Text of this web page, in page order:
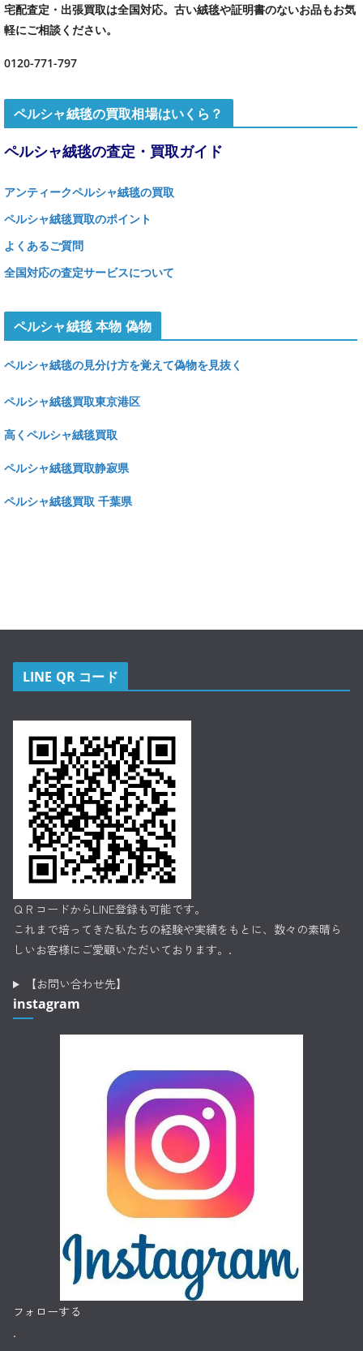
宅配査定・出張買取は全国対応。古い絨毯や証明書のないお品もお気
軽にご相談ください。
0120-771-797
ペルシャ絨毯の買取相場はいくら？
ペルシャ絨毯の査定・買取ガイド
アンティークペルシャ絨毯の買取
ペルシャ絨毯買取のポイント
よくあるご質問
全国対応の査定サービスについて
ペルシャ絨毯 本物 偽物
ペルシャ絨毯の見分け方を覚えて偽物を見抜く
ペルシャ絨毯買取東京港区
高くペルシャ絨毯買取
ペルシャ絨毯買取静寂県
ペルシャ絨毯買取 千葉県
LINE QR コード
ＱＲコードからLINE登録も可能です。
これまで培ってきた私たちの経験や実績をもとに、数々の素晴ら
しいお客様にご愛顧いただいております。.
【お問い合わせ先】
instagram
フォローする
.